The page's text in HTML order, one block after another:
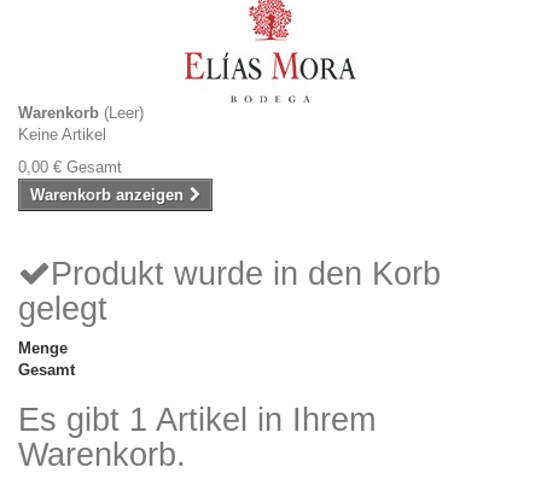
Warenkorb (Leer)
Keine Artikel
0,00 € Gesamt
Warenkorb anzeigen
Produkt wurde in den Korb
gelegt
Menge
Gesamt
Es gibt 1 Artikel in Ihrem
Warenkorb.